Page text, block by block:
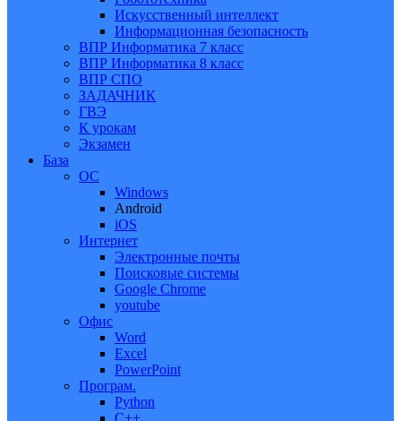
Искусственный интеллект
Информационная безопасность
ВПР Информатика 7 класс
ВПР Информатика 8 класс
ВПР СПО
ЗАДАЧНИК
ГВЭ
К урокам
Экзамен
База
ОС
Windows
Android
iOS
Интернет
Электронные почты
Поисковые системы
Google Chrome
youtube
Офис
Word
Excel
PowerPoint
Програм.
Python
C++